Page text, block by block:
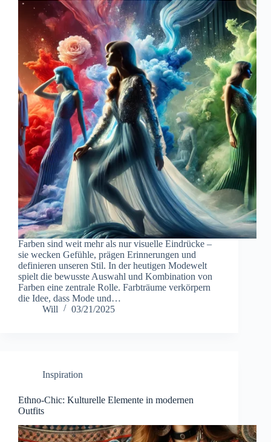
Farben sind weit mehr als nur visuelle Eindrücke –
sie wecken Gefühle, prägen Erinnerungen und
definieren unseren Stil. In der heutigen Modewelt
spielt die bewusste Auswahl und Kombination von
Farben eine zentrale Rolle. Farbträume verkörpern
die Idee, dass Mode und…
Will
03/21/2025
Inspiration
Ethno-Chic: Kulturelle Elemente in modernen
Outfits